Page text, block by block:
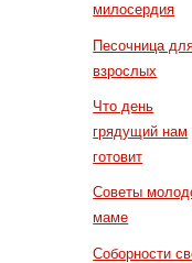
милосердия
Песочница
взрослых
Что день
грядущий нам
готовит
Советы
маме
Соборности